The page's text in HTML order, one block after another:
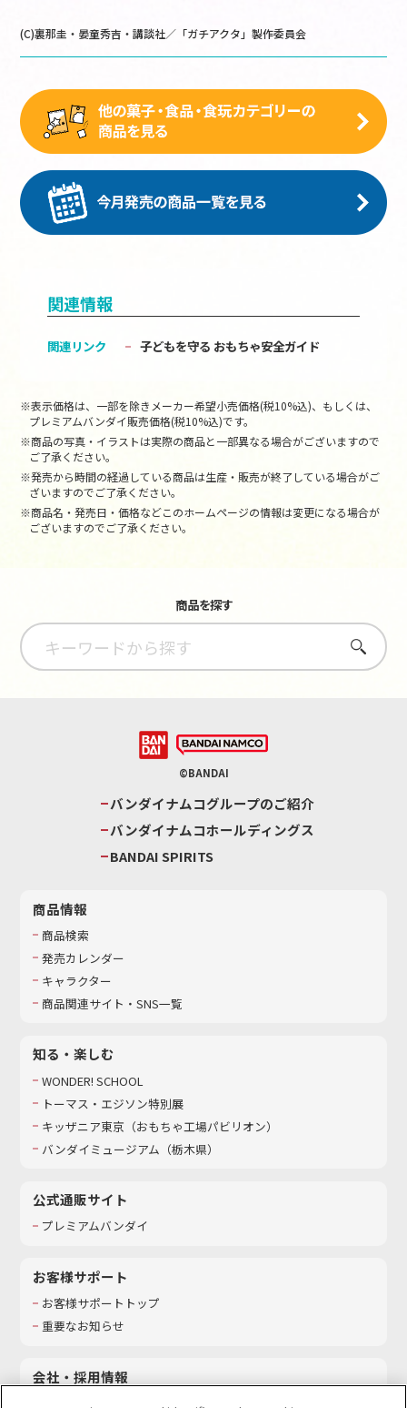
(C)裏那圭・晏童秀吉・講談社／「ガチアクタ」製作委員会
関連情報
関連リンク 子どもを守る おもちゃ安全ガイド
※表示価格は、一部を除きメーカー希望小売価格(税10%込)、もしくは、
プレミアムバンダイ販売価格(税10%込)です。
※商品の写真・イラストは実際の商品と一部異なる場合がございますので
ご了承ください。
※発売から時間の経過している商品は生産・販売が終了している場合がご
ざいますのでご了承ください。
※商品名・発売日・価格などこのホームページの情報は変更になる場合が
ございますのでご了承ください。
商品を探す
さがす
©BANDAI
バンダイナムコグループのご紹介
バンダイナムコホールディングス
BANDAI SPIRITS
商品情報
商品検索
発売カレンダー
キャラクター
商品関連サイト・SNS一覧
知る・楽しむ
WONDER! SCHOOL
トーマス・エジソン特別展
キッザニア東京（おもちゃ工場パビリオン）​
バンダイミュージアム（栃木県）
公式通販サイト
プレミアムバンダイ
お客様サポート
お客様サポートトップ
重要なお知らせ
会社・採用情報